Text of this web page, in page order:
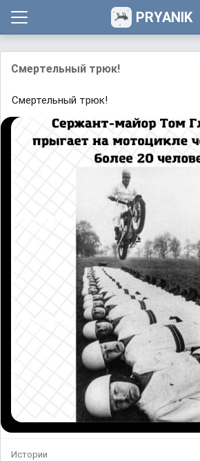
PRYANIK
Смертельный трюк!
Смертельный трюк!
Истории